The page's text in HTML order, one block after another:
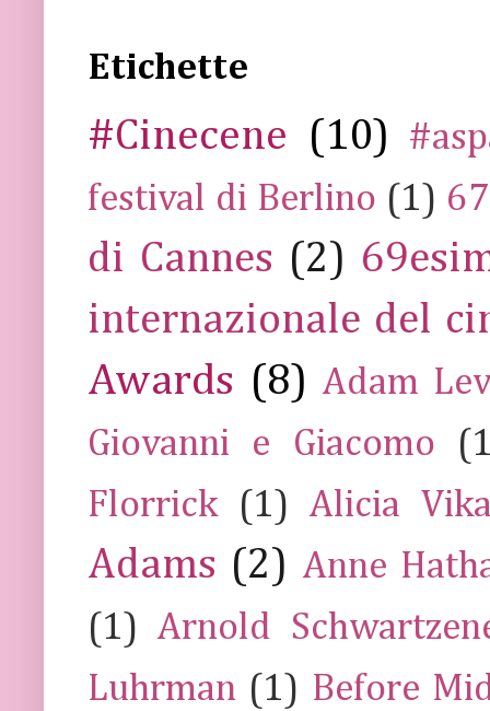
Etichette
#Cinecene (10)
festival di Berlino (1)
di Cannes (2)
internazionale del
Awards (8) Adam
Giovanni e Giacomo
Florrick
(1) Alicia
Adams (2) Anne
(1) Arnold
Luhrman (1) Before